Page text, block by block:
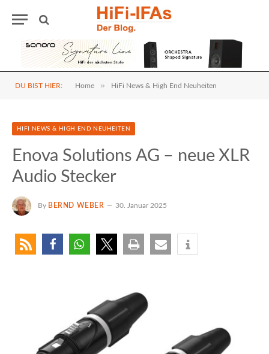
DU BIST HIER: Home » HiFi News & High End Neuheiten
HIFI NEWS & HIGH END NEUHEITEN
Enova Solutions AG – neue XLR
Audio Stecker
By BERND WEBER 30. Januar 2025